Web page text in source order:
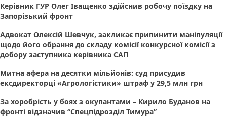
Керівник ГУР Олег Іващенко здійснив робочу поїздку на
Запорізький фронт
Адвокат Олексій Шевчук, закликає припинити маніпуляції
щодо його обрання до складу комісії конкурсної комісії з
добору заступника керівника САП
Митна афера на десятки мільйонів: суд присудив
ексдиректорці «Агрологістики» штраф у 29,5 млн грн
За хоробрість у боях з окупантами – Кирило Буданов на
фронті відзначив “Спецпідрозділ Тимура”